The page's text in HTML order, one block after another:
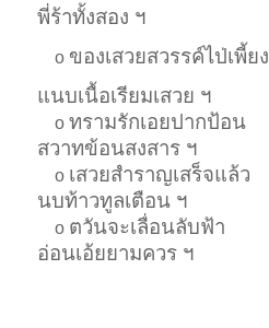
พี่ร้าทั้งสอง ฯ
o ของเสวยสวรรค์ไป่เพี้ยง
แนบเนื้อเรียมเสวย ฯ
o ทรามรักเอยปากป้อน
สวาทข้อนสงสาร ฯ
o เสวยสำราญเสร็จแล้ว
นบท้าวทูลเตือน ฯ
o ตวันจะเลื่อนลับฟ้า
อ่อนเอ้ยยามควร ฯ